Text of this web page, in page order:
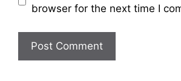
browser for the next time I